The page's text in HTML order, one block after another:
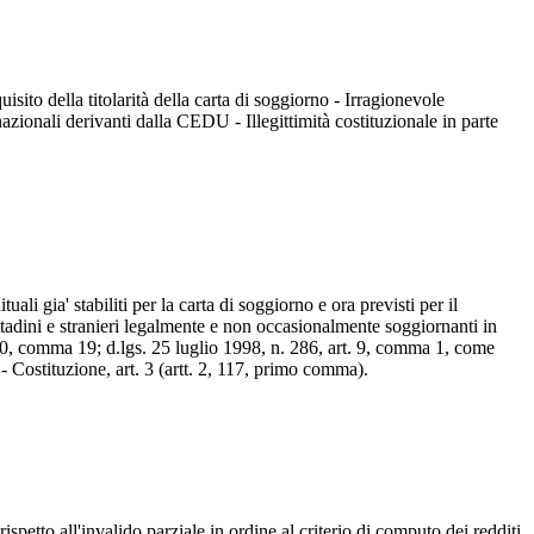
della titolarità della carta di soggiorno - Irragionevole
derivanti dalla CEDU - Illegittimità costituzionale in parte
gia' stabiliti per la carta di soggiorno e ora previsti per il
e stranieri legalmente e non occasionalmente soggiornanti in
comma 19; d.lgs. 25 luglio 1998, n. 286, art. 9, comma 1, come
art. 3 (artt. 2, 117, primo comma).